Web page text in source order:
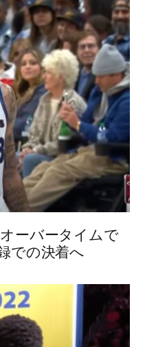
ーバータイムで
での決着へ